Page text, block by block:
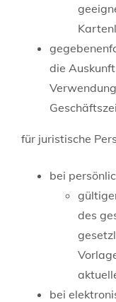
die
für juristische
bei
des
bei